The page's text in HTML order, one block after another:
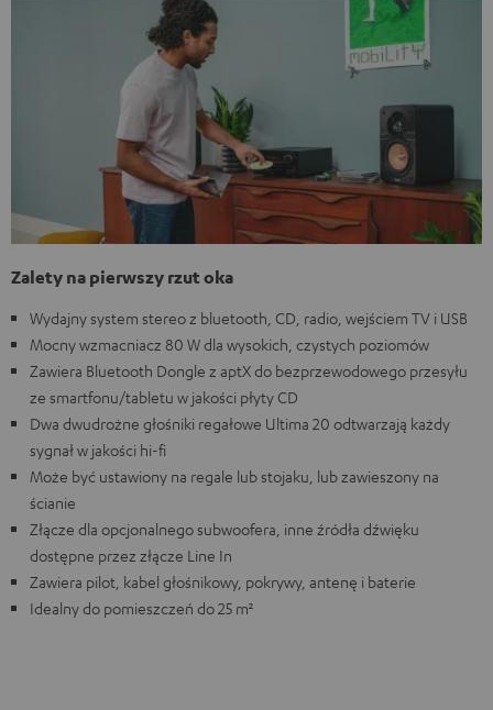
Zalety na pierwszy rzut oka
Wydajny system stereo z bluetooth, CD, radio, wejściem TV i USB
Mocny wzmacniacz 80 W dla wysokich, czystych poziomów
Zawiera Bluetooth Dongle z aptX do bezprzewodowego przesyłu
ze smartfonu/tabletu w jakości płyty CD
Dwa dwudrożne głośniki regałowe Ultima 20 odtwarzają każdy
sygnał w jakości hi-fi
Może być ustawiony na regale lub stojaku, lub zawieszony na
ścianie
Złącze dla opcjonalnego subwoofera, inne źródła dźwięku
dostępne przez złącze Line In
Zawiera pilot, kabel głośnikowy, pokrywy, antenę i baterie
Idealny do pomieszczeń do 25 m²